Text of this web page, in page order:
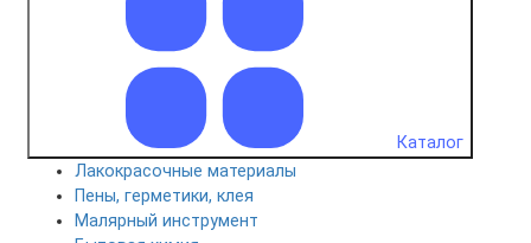
Каталог
Лакокрасочные материалы
Пены, герметики, клея
Малярный инструмент